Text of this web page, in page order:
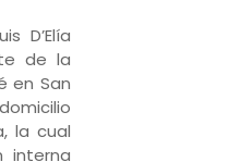
D’Elía
de la
en San
la cual
interna